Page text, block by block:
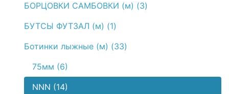
БОРЦОВКИ САМБОВКИ (м) (3)
БУТСЫ ФУТЗАЛ (м) (1)
Ботинки лыжные (м) (33)
75мм (6)
NNN (14)